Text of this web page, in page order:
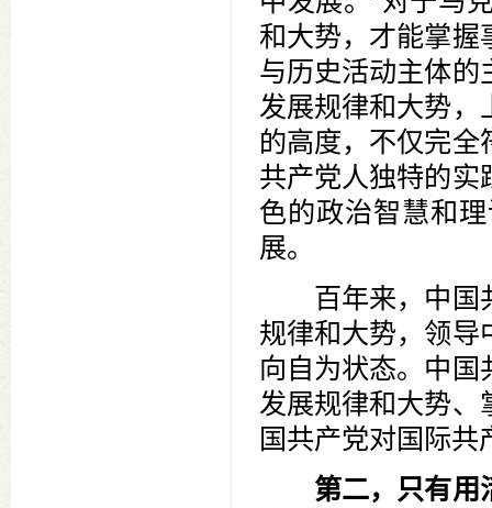
和大势，才能掌握
与历史活动主体的
发展规律和大势，
的高度，不仅完全
共产党人独特的实
色的政治智慧和
展。
百年来，中国共
规律和大势，领导
向自为状态。中国
发展规律和大势、
国共产党对国际
第二，只有用